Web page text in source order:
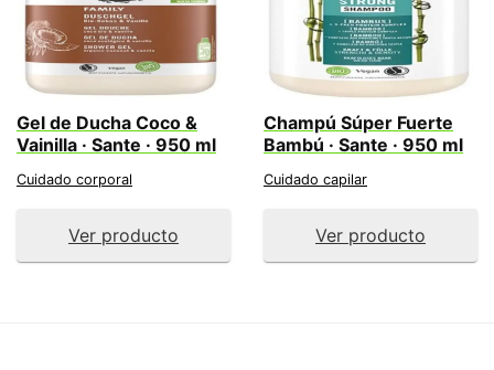
Gel de Ducha Coco &
Vainilla · Sante · 950 ml
Cuidado corporal
Ver producto
Champú Súper Fuerte
Bambú · Sante · 950 ml
Cuidado capilar
Ver producto